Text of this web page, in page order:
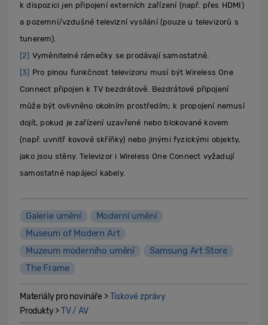
k dispozici jen připojení externích zařízení (např. přes HDMI)
a pozemní/vzdušné televizní vysílání (pouze u televizorů s
tunerem).
[2] Vyměnitelné rámečky se prodávají samostatně.
[3] Pro plnou funkčnost televizoru musí být Wireless One
Connect připojen k TV bezdrátově. Bezdrátové připojení
může být ovlivněno okolním prostředím; k propojení nemusí
dojít, pokud je zařízení uzavřené nebo blokované kovem
(např. uvnitř kovové skříňky) nebo jinými fyzickými objekty,
jako jsou stěny. Televizor i Wireless One Connect vyžadují
samostatné napájecí kabely.
Galerie umění
Moderní umění
Museum of Modern Art
Muzeum moderního umění
Samsung Art Store
The Frame
Materiály pro novináře >Tiskové zprávy
Produkty >TV / AV